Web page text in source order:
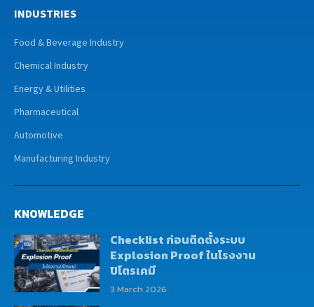
INDUSTRIES
Food & Beverage Industry
Chemical Industry
Energy & Utilities
Pharmaceutical
Automotive
Manufacturing Industry
KNOWLEDGE
Checklist ก่อนติดตั้งระบบ
Explosion Proof ในโรงงาน
ปิโตรเคมี
3 March 2026